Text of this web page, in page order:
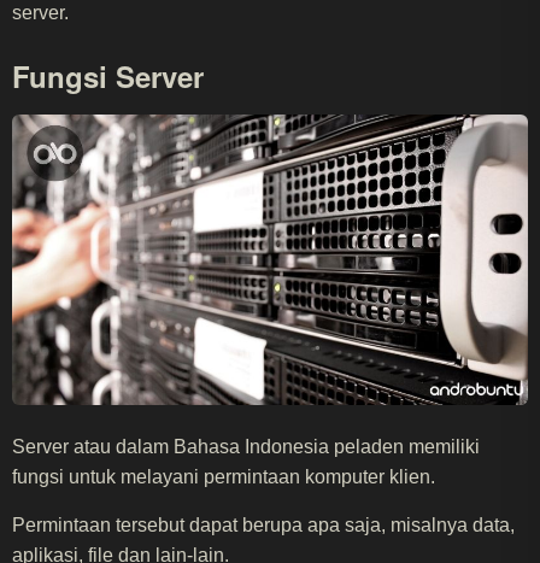
server.
Fungsi Server
Server atau dalam Bahasa Indonesia peladen memiliki
fungsi untuk melayani permintaan komputer klien.
Permintaan tersebut dapat berupa apa saja, misalnya data,
aplikasi, file dan lain-lain.